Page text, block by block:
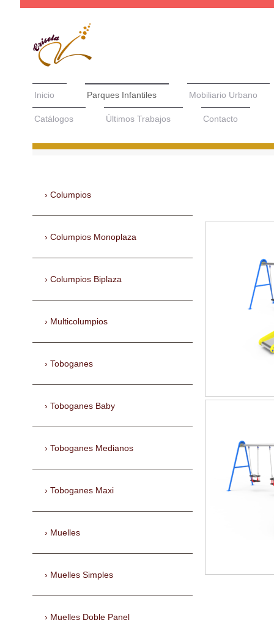
Inicio Parques Infantiles Mobiliario Urbano
Catálogos Últimos Trabajos Contacto
Columpios
Columpios Monoplaza
Columpios Biplaza
Multicolumpios
Toboganes
Toboganes Baby
Toboganes Medianos
Toboganes Maxi
Muelles
Muelles Simples
Muelles Doble Panel